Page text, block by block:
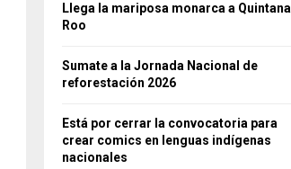
Llega la mariposa monarca a Quintana
Roo
Sumate a la Jornada Nacional de
reforestación 2026
Está por cerrar la convocatoria para
crear comics en lenguas indígenas
nacionales